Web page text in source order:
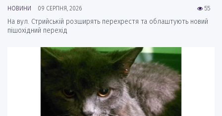
55
НОВИНИ 09 СЕРПНЯ, 2026
На вул. Стрийській розширять перехрестя та облаштують новий
пішохідний перехід